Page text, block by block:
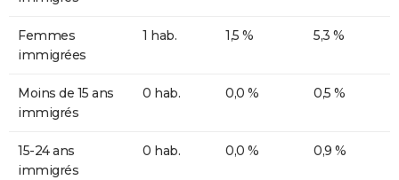
Femmes
immigrées
1 hab. 1,5 % 5,3 %
Moins de 15 ans
immigrés
0 hab. 0,0 % 0,5 %
15-24 ans
immigrés
0 hab. 0,0 % 0,9 %